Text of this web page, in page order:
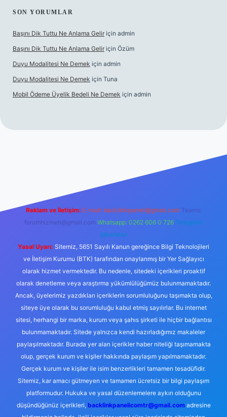
SON YORUMLAR
Başını Dik Tuttu Ne Anlama Gelir için admin
Başını Dik Tuttu Ne Anlama Gelir için Özüm
Duyu Modalitesi Ne Demek için admin
Duyu Modalitesi Ne Demek için Tuna
Mobil Ödeme Üyelik Bedeli Ne Demek için admin
Reklam ve İletişim: E-mail: backlinkpaneli@gmail.com Teams:
forumhizmeti@gmail.com Whatsapp: 0262 606 0 726 Telegram:
@karabul
Yasal Uyarı: Sitemiz, 5651 Sayılı Kanun gereğince Bilgi Teknolojileri
ve İletişim Kurumu (BTK) tarafından onaylanmış bir Yer Sağlayıcı
olarak hizmet vermektedir. Bu nedenle, sitedeki içerikleri proaktif
olarak denetleme veya araştırma yükümlülüğümüz bulunmamaktadır.
Ancak, üyelerimiz yazdıkları içeriklerin sorumluluğunu taşımakta olup,
siteye üye olarak bu sorumluluğu kabul etmiş sayılırlar. Bu internet
sitesi, herhangi bir marka, kurum veya şahıs şirketi ile hiçbir bağlantısı
bulunmamaktadır. Sitede yalnızca kendi hazırladığımız makaleler
paylaşılmaktadır. Burada yer alan içerikler haber niteliği taşımamakta
olup, gerçek kurum ve kişiler hakkında paylaşım yapılmamaktadır.
Gerçek kurum ve kişiler ile isim benzerlikleri tamamen tesadüfidir.
Sitemiz, kar amacı gütmeyen ve tamamen ücretsiz bir bilgi paylaşım
platformudur. Hukuka ve yasal düzenlemelere aykırı olduğunu
düşündüğünüz içerikleri, backlinkpanelicomtr@gmail.comadresine